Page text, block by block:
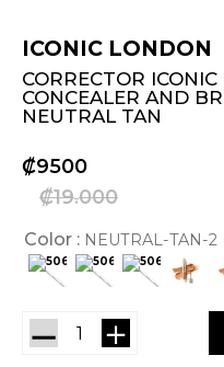
ICONIC LONDON
CORRECTOR
CONCEALER AND
NEUTRAL TAN
₡9500
₡19000
Color NEUTRAL-TAN-2
＋
－